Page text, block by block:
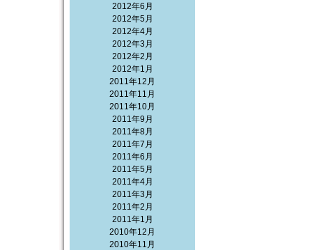
2012年6月
2012年5月
2012年4月
2012年3月
2012年2月
2012年1月
2011年12月
2011年11月
2011年10月
2011年9月
2011年8月
2011年7月
2011年6月
2011年5月
2011年4月
2011年3月
2011年2月
2011年1月
2010年12月
2010年11月